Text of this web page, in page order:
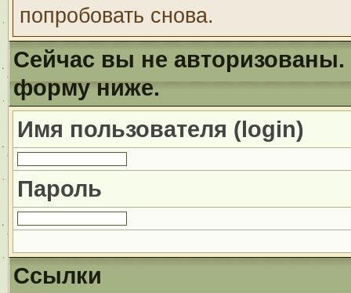
попробовать снова.
Сейчас вы не авторизованы.
форму ниже.
Имя пользователя (login)
Пароль
Ссылки